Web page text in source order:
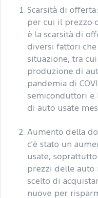
Scarsità di
per cui il prezzo
è la scarsità di
diversi fattori che
situazione, tra
produzione di
pandemia di
semiconduttori e
di auto usate
Aumento della
c'è stato un
usate,
prezzi delle auto
scelto di
nuove per